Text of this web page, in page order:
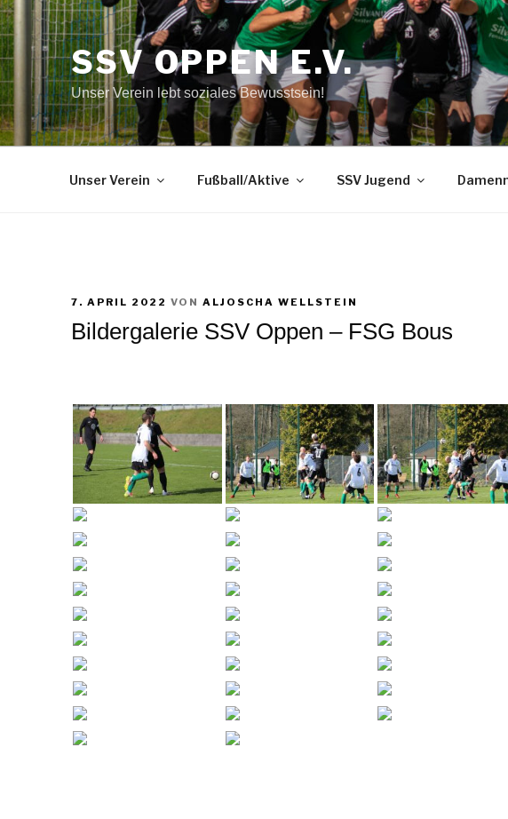
Zum
Inhalt
springen
SSV OPPEN E.V.
Unser Verein lebt soziales Bewusstsein!
Unser Verein Fußball/Aktive SSV Jugend
VERÖFFENTLICHT
AM
7. APRIL 2022 VON ALJOSCHA WELLSTEIN
Bildergalerie SSV Oppen – FSG Bous